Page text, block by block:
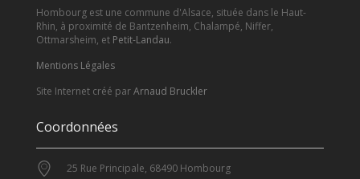
Hombourg est une commune d'Alsace, située dans le Haut-
Rhin, à proximité de Bantzenheim, Chalampé, Niffer,
Ottmarsheim, et Petit-Landau.
Mentions Légales
Site Internet créé parArnaud Bruckler
Coordonnées
25 Rue Principale, 68490 Hombourg